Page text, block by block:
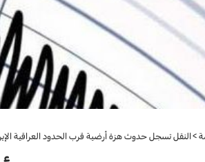
>النقل تسجل حدوث هزة أرضية قرب الحدود العراقية